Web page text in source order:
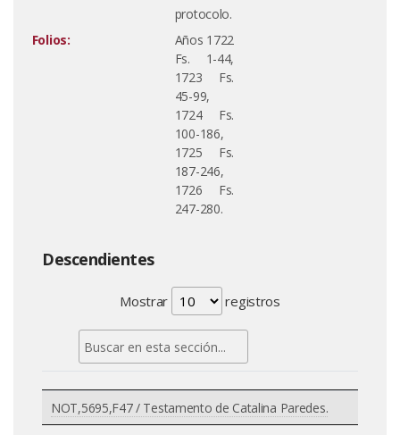
protocolo.
Folios:
Años 1722
Fs. 1-44,
1723 Fs.
45-99,
1724 Fs.
100-186,
1725 Fs.
187-246,
1726 Fs.
247-280.
Descendientes
Mostrar registros
NOT,5695,F47 / Testamento de Catalina Paredes.